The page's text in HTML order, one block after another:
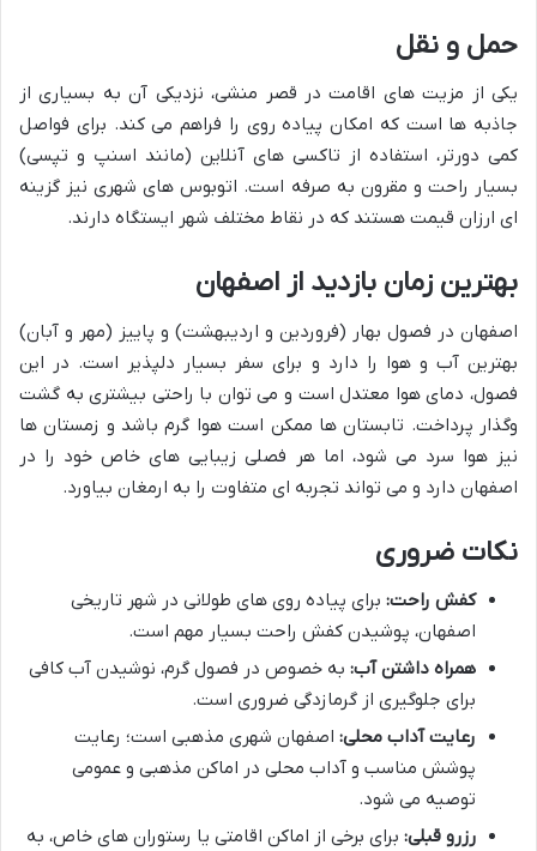
حمل و نقل
یکی از مزیت های اقامت در قصر منشی، نزدیکی آن به بسیاری از
جاذبه ها است که امکان پیاده روی را فراهم می کند. برای فواصل
کمی دورتر، استفاده از تاکسی های آنلاین (مانند اسنپ و تپسی)
بسیار راحت و مقرون به صرفه است. اتوبوس های شهری نیز گزینه
ای ارزان قیمت هستند که در نقاط مختلف شهر ایستگاه دارند.
بهترین زمان بازدید از اصفهان
اصفهان در فصول بهار (فروردین و اردیبهشت) و پاییز (مهر و آبان)
بهترین آب و هوا را دارد و برای سفر بسیار دلپذیر است. در این
فصول، دمای هوا معتدل است و می توان با راحتی بیشتری به گشت
وگذار پرداخت. تابستان ها ممکن است هوا گرم باشد و زمستان ها
نیز هوا سرد می شود، اما هر فصلی زیبایی های خاص خود را در
اصفهان دارد و می تواند تجربه ای متفاوت را به ارمغان بیاورد.
نکات ضروری
کفش راحت: برای پیاده روی های طولانی در شهر تاریخی
اصفهان، پوشیدن کفش راحت بسیار مهم است.
همراه داشتن آب: به خصوص در فصول گرم، نوشیدن آب کافی
برای جلوگیری از گرمازدگی ضروری است.
رعایت آداب محلی: اصفهان شهری مذهبی است؛ رعایت
پوشش مناسب و آداب محلی در اماکن مذهبی و عمومی
توصیه می شود.
رزرو قبلی: برای برخی از اماکن اقامتی یا رستوران های خاص، به